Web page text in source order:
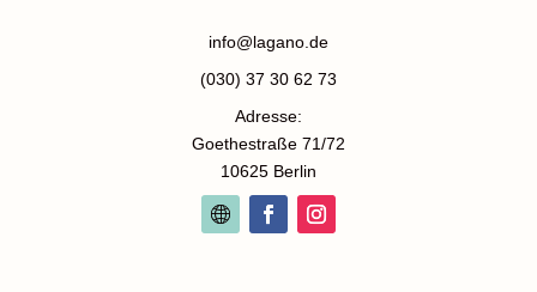
info@lagano.de
(030) 37 30 62 73
Adresse:
Goethestraße 71/72
10625 Berlin